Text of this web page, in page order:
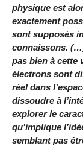
physique est
exactement
sont supposés
connaissons.
pas bien à cette
électrons sont
réel dans
dissoudre à
explorer le
qu’implique
semblant pas